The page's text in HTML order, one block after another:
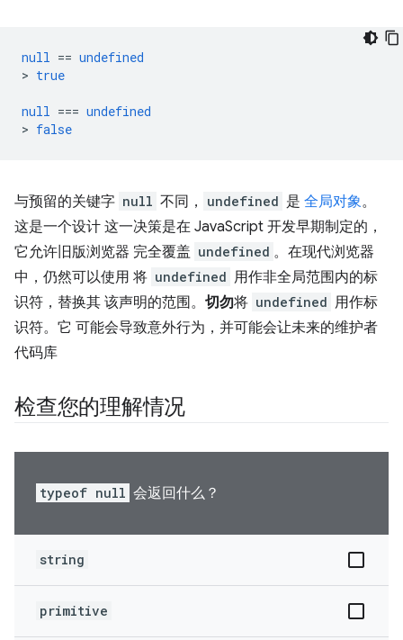
null == undefined
> true
null === undefined
> false
与预留的关键字 null 不同， undefined 是 全局对象。
这是一个设计 这一决策是在 JavaScript 开发早期制定的，
它允许旧版浏览器 完全覆盖 undefined 。在现代浏览器
中，仍然可以使用 将 undefined 用作非全局范围内的标
识符，替换其 该声明的范围。 切勿将 undefined 用作标
识符。它 可能会导致意外行为，并可能会让未来的维护者
代码库
检查您的理解情况
typeof null 会返回什么？
string
primitive